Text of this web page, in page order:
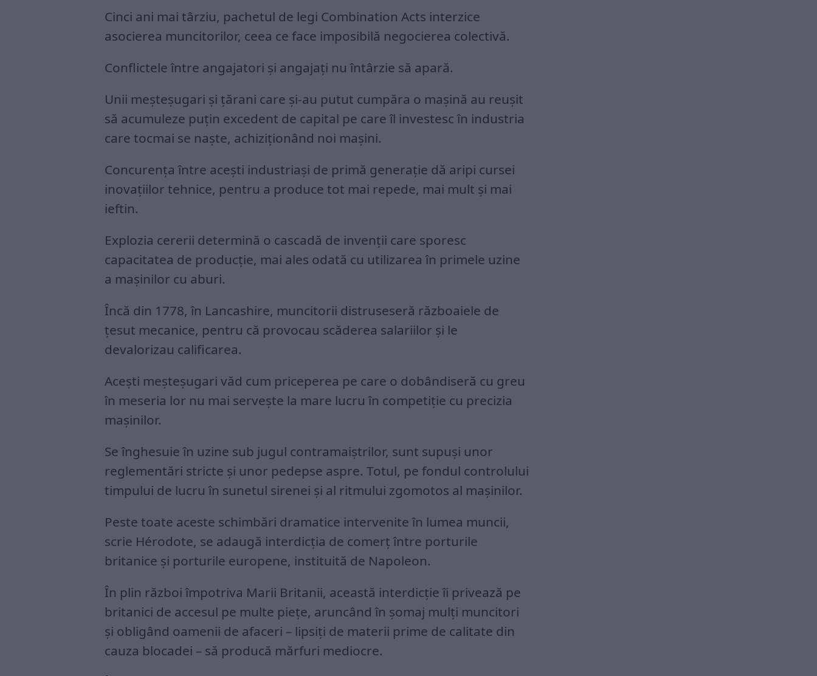
Cinci ani mai târziu, pachetul de legi Combination Acts interzice
asocierea muncitorilor, ceea ce face imposibilă negocierea colectivă.
Conflictele între angajatori și angajați nu întârzie să apară.
Unii meșteșugari și țărani care și-au putut cumpăra o mașină au reușit
să acumuleze puțin excedent de capital pe care îl investesc în industria
care tocmai se naște, achiziționând noi mașini.
Concurența între acești industriași de primă generație dă aripi cursei
inovațiilor tehnice, pentru a produce tot mai repede, mai mult și mai
ieftin.
Explozia cererii determină o cascadă de invenții care sporesc
capacitatea de producție, mai ales odată cu utilizarea în primele uzine
a mașinilor cu aburi.
Încă din 1778, în Lancashire, muncitorii distruseseră războaiele de
țesut mecanice, pentru că provocau scăderea salariilor și le
devalorizau calificarea.
Acești meșteșugari văd cum priceperea pe care o dobândiseră cu greu
în meseria lor nu mai servește la mare lucru în competiție cu precizia
mașinilor.
Se înghesuie în uzine sub jugul contramaiștrilor, sunt supuși unor
reglementări stricte și unor pedepse aspre. Totul, pe fondul controlului
timpului de lucru în sunetul sirenei și al ritmului zgomotos al mașinilor.
Peste toate aceste schimbări dramatice intervenite în lumea muncii,
scrie Hérodote, se adaugă interdicția de comerț între porturile
britanice și porturile europene, instituită de Napoleon.
În plin război împotriva Marii Britanii, această interdicție îi privează pe
britanici de accesul pe multe piețe, aruncând în șomaj mulți muncitori
și obligând oamenii de afaceri – lipsiți de materii prime de calitate din
cauza blocadei – să producă mărfuri mediocre.